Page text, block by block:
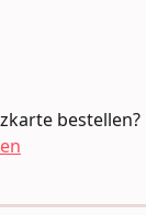
bestellen?